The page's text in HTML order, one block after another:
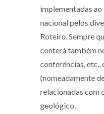
implementadas
nacional pelos
Roteiro. Sempre
conterá também
conferências,
(nomeadamente
relacionadas com
geológico.